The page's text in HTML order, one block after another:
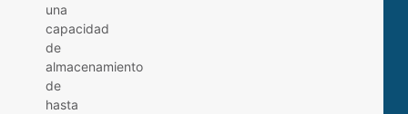
una
capacidad
de
almacenamiento
de
hasta